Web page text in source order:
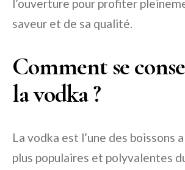
l’ouverture pour profiter
saveur et de sa qualité.
Comment se
la vodka ?
La vodka est l’une des boissons
plus populaires et polyvalentes